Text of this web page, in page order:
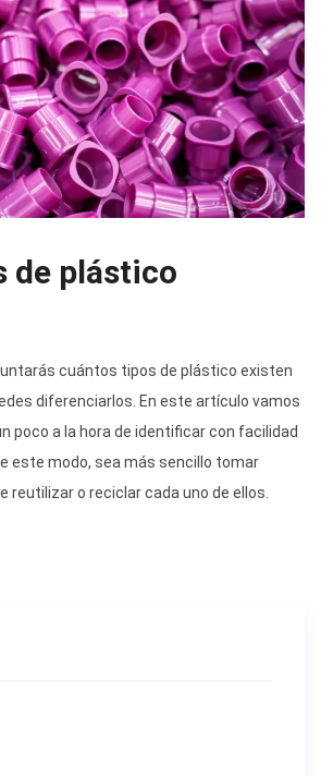
de plástico
cuántos tipos de plástico existen
diferenciarlos. En este artículo vamos
poco a la hora de identificar con facilidad
este modo, sea más sencillo tomar
reutilizar o reciclar cada uno de ellos.